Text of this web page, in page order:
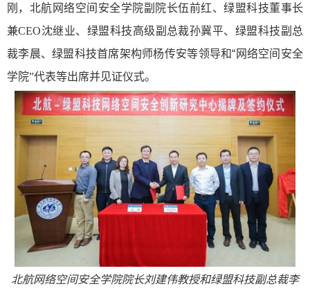
刚，北航网络空间安全学院副院长伍前红、绿盟科技董事长
兼CEO沈继业、绿盟科技高级副总裁孙冀平、绿盟科技副总
裁李晨、绿盟科技首席架构师杨传安等领导和“网络空间安全
学院”代表等出席并见证仪式。
北航网络空间安全学院院长刘建伟教授和绿盟科技副总裁李